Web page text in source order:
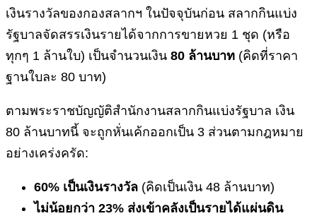
เงินรางวัลของกองสลากฯ ในปัจจุบันก่อน สลากกินแบ่ง
รัฐบาลจัดสรรเงินรายได้จากการขายหวย 1 ชุด (หรือ
ทุกๆ 1 ล้านใบ) เป็นจำนวนเงิน 80 ล้านบาท (คิดที่ราคา
ฐานใบละ 80 บาท)
ตามพระราชบัญญัติสำนักงานสลากกินแบ่งรัฐบาล เงิน
80 ล้านบาทนี้ จะถูกหั่นเค้กออกเป็น 3 ส่วนตามกฎหมาย
อย่างเคร่งครัด:
60% เป็นเงินรางวัล (คิดเป็นเงิน 48 ล้านบาท)
ไม่น้อยกว่า 23% ส่งเข้าคลังเป็นรายได้แผ่นดิน